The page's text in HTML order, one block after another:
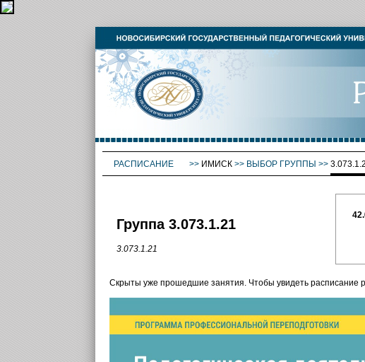
РАСПИСАНИЕ >> ИМИСК>> ВЫБОР ГРУППЫ >>
Группа 3.073.1.21
3.073.1.21
Скрыты уже прошедшие занятия. Чтобы увидеть расписание